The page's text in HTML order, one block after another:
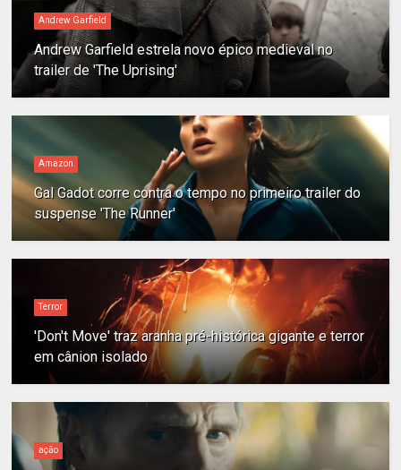
Andrew Garfield
Andrew Garfield estrela novo épico medieval no
trailer de 'The Uprising'
Amazon
Gal Gadot corre contra o tempo no primeiro trailer do
suspense 'The Runner'
Terror
'Don't Move' traz aranha pré-histórica gigante e terror
em cânion isolado
ação